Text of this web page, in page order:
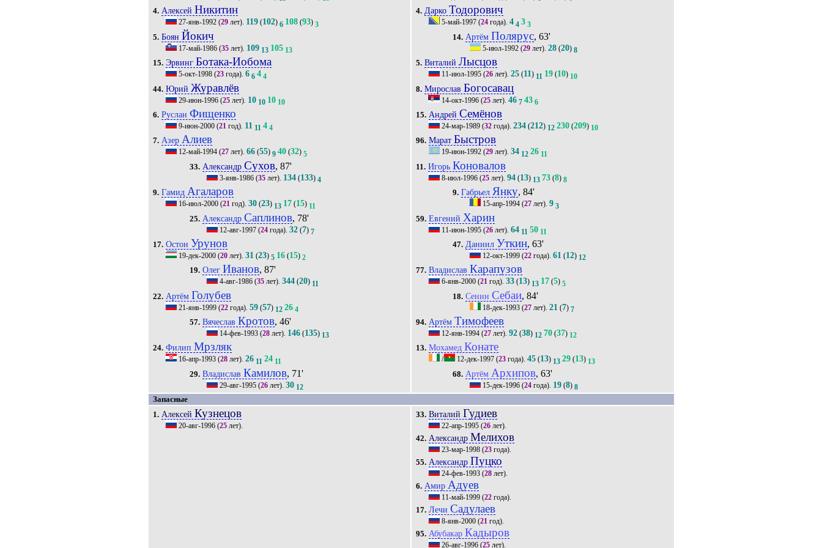
4. АлексейНикитин
27-янв-1992 (29 лет). 119 (102) 6 108 (93) 3
5. Боян Йокич
17-май-1986 (35 лет). 109 13 105 13
15. Эрвинг Ботака-Иобома
5-окт-1998 (23 года).6 6 4 4
44. Юрий Журавлёв
29-июн-1996 (25 лет). 10 10 10 10
6. РусланФищенко
9-июн-2000 (21 год). 11 11 4 4
7. АзерАлиев
12-май-1994 (27 лет).66 (55) 9 40 (32) 5
33. АлександрСухов, 87'
3-янв-1986(35лет). 134(133) 4
9. Гамид Агаларов
16-июл-2000 (21 год).30 (23) 13 17 (15) 11
25. АлександрСаплинов, 78'
12-авг-1997(24года). 32(7) 7
17. Остон Урунов
19-дек-2000 (20 лет).31 (23) 5 16 (15) 2
19. ОлегИванов, 87'
4-авг-1986(35лет). 344(20) 11
22. Артём Голубев
21-янв-1999 (22 года).59 (57) 12 26 4
57. Вячеслав Кротов, 46'
14-фев-1993(28лет). 146(135) 13
24. ФилипМрзляк
16-апр-1993 (28 лет).26 11 24 11
29. Владислав Камилов, 71'
29-авг-1995(26лет). 30 12
4. ДаркоТодорович
5-май-1997 (24 года).4 4 3 3
14. Артём Полярус, 63'
5-июл-1992(29лет). 28(20) 8
5. ВиталийЛысцов
11-июл-1995 (26 лет).25 (11) 11 19 (10) 10
8. Мирослав Богосавац
14-окт-1996 (25 лет).46 7 43 6
15. АндрейСемёнов
24-мар-1989 (32 года).234 (212) 12 230 (209) 10
96. МаратБыстров
19-июн-1992 (29 лет).34 12 26 11
11. Игорь Коновалов
8-июл-1996 (25 лет).94 (13) 13 73 (8) 8
9. Габрьел Янку, 84'
15-апр-1994(27лет). 9 3
59. Евгений Харин
11-июн-1995 (26 лет).64 11 50 11
47. Даниил Уткин, 63'
12-окт-1999(22года). 61(12) 12
77. ВладиславКарапузов
6-янв-2000 (21 год).33 (13) 13 17 (5) 5
18. СенинСебаи, 84'
18-дек-1993(27лет). 21 (7) 7
94. АртёмТимофеев
12-янв-1994 (27 лет).92 (38) 12 70 (37) 12
13. МохамедКонате
/ 12-дек-1997 (23 года).45 (13) 13 29 (13) 13
68. Артём Архипов, 63'
15-дек-1996(24года). 19(8) 8
Запасные
1. Алексей Кузнецов
20-авг-1996 (25 лет).
33. Виталий Гудиев
22-апр-1995 (26 лет).
42. Александр Мелихов
23-мар-1998 (23 года).
55. Александр Пуцко
24-фев-1993 (28 лет).
6. Амир Адуев
11-май-1999 (22 года).
17. ЛечиСадулаев
8-янв-2000 (21 год).
95. Абубакар Кадыров
26-авг-1996 (25 лет).